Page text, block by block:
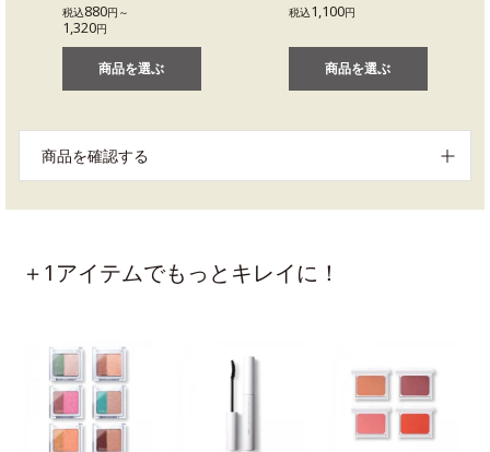
税込880円～
1,320円
商品を選ぶ
税込1,100円
商品を選ぶ
商品を確認する
＋1アイテムでもっとキレイに！